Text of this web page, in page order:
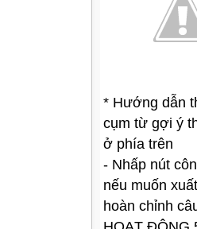
* Hướng dẫn
cụm từ gợi ý
ở phía trên
- Nhấp nút
nếu muốn
hoàn chỉnh